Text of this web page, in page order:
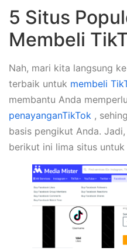
5 Situs
Membeli
Nah, mari kita langsung
terbaik untuk membeli
membantu Anda
penayanganTikTok ,
basis pengikut Anda.
berikut ini lima situs untuk